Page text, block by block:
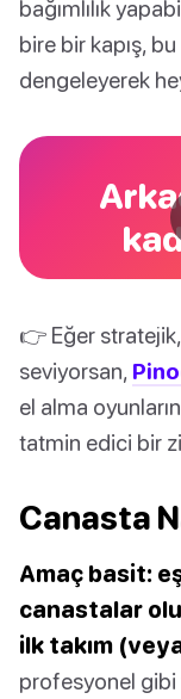
bağımlılık
bire bir kapış,
dengeleyerek
👉 Eğer stratejik,
seviyorsan,
el alma
tatmin edici bir
Canasta
Amaç basit:
canastalar
ilk takım
profesyonel gibi